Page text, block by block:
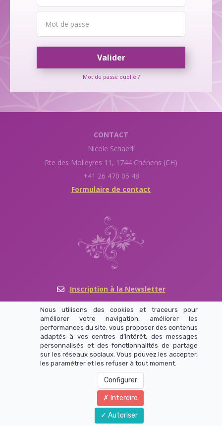
Valider
Mot de passe oublié ?
CONTACT
Nicole Schaerli
Rte des Molleyres 11, 1744 Chénens (CH)
+41 26 470 05 48
Formulaire de contact
Inscription à la Newsletter
Politique de confidentialité
Mentions légales
Copyright 2023 - Nicole Schaerli
Nous utilisons des cookies et traceurs pour
améliorer votre navigation, améliorer les
performances du site, vous proposer des contenus
adaptés à vos centres d’intérêt, des messages
personnalisés et des fonctionnalités de partage
sur les réseaux sociaux. Vous pouvez les accepter,
les paramétrer et les refuser à tout moment.
Configurer
Interdire
Autoriser